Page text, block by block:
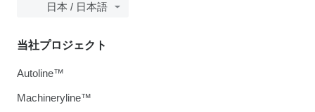
日本 / 日本語
当社プロジェクト
Autoline™
Machineryline™